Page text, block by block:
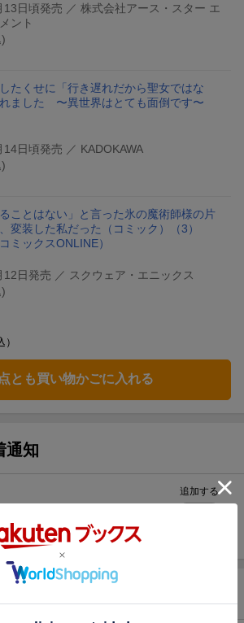
13日頃発売 ／ 株式会社アース・スター エ
ント
たくせに「行き遅れだから聖女ではな
ました 〜異世界はとても面倒です〜
14日頃発売 ／ KADOKAWA
ることはない」と言った氷の魔術師様の片
変装した私だった（コミック）（3）
ミックスONLINE）
12日発売 ／ スクウェア・エニックス
）
とも買い物かごに入れる
通知
追加する